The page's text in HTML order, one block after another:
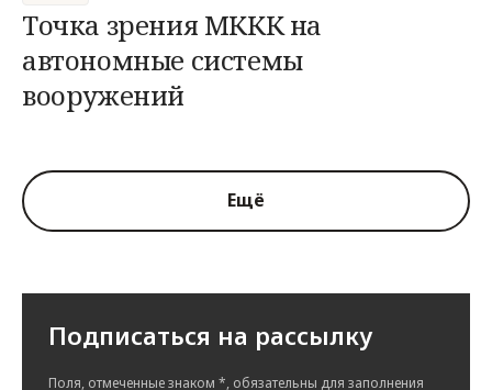
Точка зрения МККК на
автономные системы
вооружений
Ещё
Подписаться на рассылку
Поля, отмеченные знаком *, обязательны для заполнения